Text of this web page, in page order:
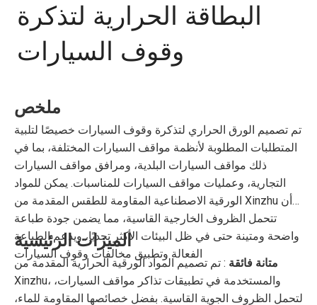
البطاقة الحرارية لتذكرة
وقوف السيارات
ملخص
تم تصميم الورق الحراري لتذكرة وقوف السيارات خصيصًا لتلبية
المتطلبات المطلوبة لأنظمة مواقف السيارات المختلفة، بما في
ذلك مواقف السيارات البلدية، ومرافق مواقف السيارات
التجارية، وعمليات مواقف السيارات للمناسبات. يمكن للمواد
الورقية الاصطناعية المقاومة للطقس المقدمة من Xinzhu أن
تتحمل الظروف الخارجية القاسية، مما يضمن جودة طباعة
واضحة ومتينة حتى في ظل البيئات الأكثر تحديًا، ويدعم الطباعة
الفعالة وتطبيق مخالفات وقوف السيارات
الميزات الرئيسية
متانة فائقة : تم تصميم المواد الورقية الحرارية المقدمة من
Xinzhu، والمستخدمة في تطبيقات تذاكر مواقف السيارات،
لتحمل الظروف الجوية القاسية. بفضل خصائصها المقاومة للماء،